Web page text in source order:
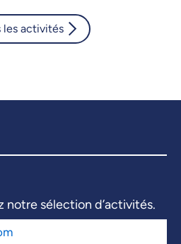
les activités
notre sélection d’activités.